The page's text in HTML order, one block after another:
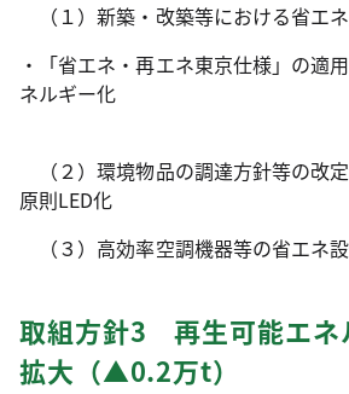
（１）新築・改築等における省エ
・「省エネ・再エネ東京仕様」の適
ネルギー化
（２）環境物品の調達方針等の改
原則LED化
（３）高効率空調機器等の省エネ
取組方針3 再生可能エネ
拡大（▲0.2万t）